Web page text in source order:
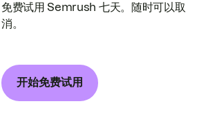
免费试用 Semrush 七天。随时可以取
消。
开始免费试用